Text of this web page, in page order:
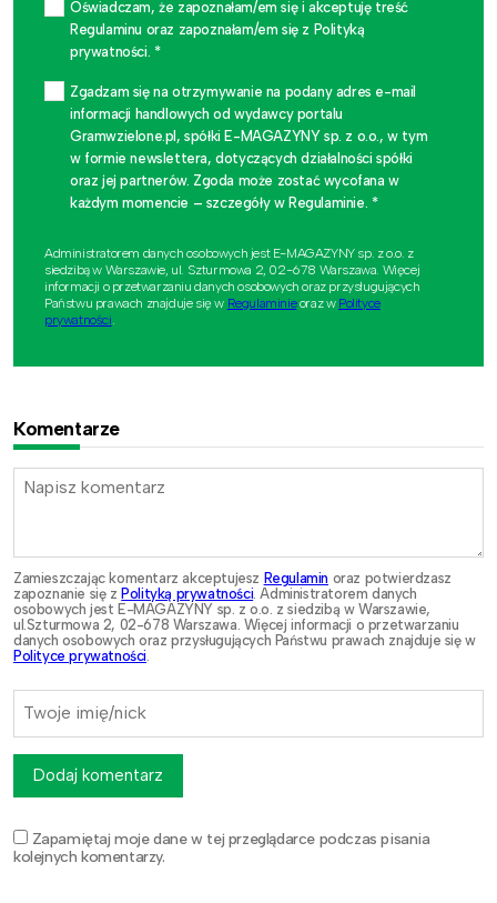
Oświadczam, że zapoznałam/em się i akceptuję treść
Regulaminu oraz zapoznałam/em się z Polityką
prywatności. *
Zgadzam się na otrzymywanie na podany adres e-mail
informacji handlowych od wydawcy portalu
Gramwzielone.pl, spółki E-MAGAZYNY sp. z o.o., w tym
w formie newslettera, dotyczących działalności spółki
oraz jej partnerów. Zgoda może zostać wycofana w
każdym momencie – szczegóły w Regulaminie. *
Administratorem danych osobowych jest E-MAGAZYNY sp. z o.o. z
siedzibą w Warszawie, ul. Szturmowa 2, 02-678 Warszawa. Więcej
informacji o przetwarzaniu danych osobowych oraz przysługujących
Państwu prawach znajduje się w Regulaminieoraz w Polityce
prywatności.
Komentarze
Zamieszczając komentarz akceptujesz Regulamin oraz potwierdzasz
zapoznanie się zPolityką prywatności . Administratorem danych
osobowych jest E-MAGAZYNY sp. z o.o. z siedzibą w Warszawie,
ul.Szturmowa 2, 02-678 Warszawa. Więcej informacji o przetwarzaniu
danych osobowych oraz przysługujących Państwu prawach znajduje się w
Polityce prywatności
Zapamiętaj moje dane w tej przeglądarce podczas pisania
kolejnych komentarzy.
Dodaj komentarz